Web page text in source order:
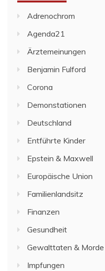
Adrenochrom
Agenda21
Ärztemeinungen
Benjamin Fulford
Corona
Demonstationen
Deutschland
Entführte Kinder
Epstein & Maxwell
Europäische Union
Familienlandsitz
Finanzen
Gesundheit
Gewalttaten & Morde
Impfungen